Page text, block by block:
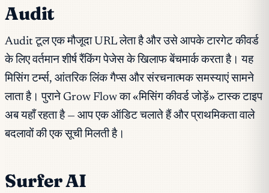
Audit
Audit टूल एक मौजूदा URL लेता है और उसे आपके टारगेट कीवर्ड
के लिए वर्तमान शीर्ष रैंकिंग पेजेस के खिलाफ बेंचमार्क करता है। यह
मिसिंग टर्म्स, आंतरिक लिंक गैप्स और संरचनात्मक समस्याएं सामने
लाता है। पुराने Grow Flow का «मिसिंग कीवर्ड जोड़ें» टास्क टाइप
अब यहाँ रहता है — आप एक ऑडिट चलाते हैं और प्राथमिकता वाले
बदलावों की एक सूची मिलती है।
Surfer AI